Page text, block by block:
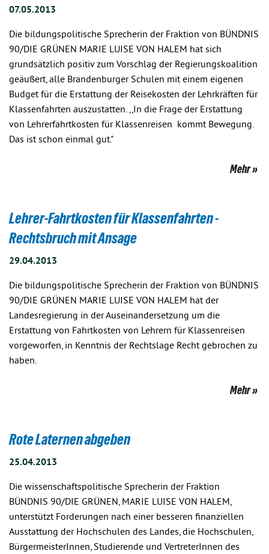
07.05.2013
Die bildungspolitische Sprecherin der Fraktion von BÜNDNIS
90/DIE GRÜNEN MARIE LUISE VON HALEM hat sich
grundsätzlich positiv zum Vorschlag der Regierungskoalition
geäußert, alle Brandenburger Schulen mit einem eigenen
Budget für die Erstattung der Reisekosten der Lehrkräften für
Klassenfahrten auszustatten. ,,In die Frage der Erstattung
von Lehrerfahrtkosten für Klassenreisen kommt Bewegung.
Das ist schon einmal gut."
Mehr
Lehrer-Fahrtkosten für Klassenfahrten -
Rechtsbruch mit Ansage
29.04.2013
Die bildungspolitische Sprecherin der Fraktion von BÜNDNIS
90/DIE GRÜNEN MARIE LUISE VON HALEM hat der
Landesregierung in der Auseinandersetzung um die
Erstattung von Fahrtkosten von Lehrern für Klassenreisen
vorgeworfen, in Kenntnis der Rechtslage Recht gebrochen zu
haben.
Mehr
Rote Laternen abgeben
25.04.2013
Die wissenschaftspolitische Sprecherin der Fraktion
BÜNDNIS 90/DIE GRÜNEN, MARIE LUISE VON HALEM,
unterstützt Forderungen nach einer besseren finanziellen
Ausstattung der Hochschulen des Landes, die Hochschulen,
BürgermeisterInnen, Studierende und VertreterInnen des